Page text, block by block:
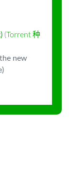
(Torrent 种
new